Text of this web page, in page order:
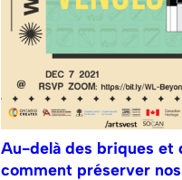
Au-delà des briques et
comment préserver